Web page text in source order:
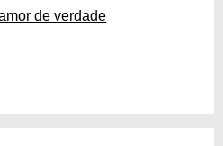
de verdade